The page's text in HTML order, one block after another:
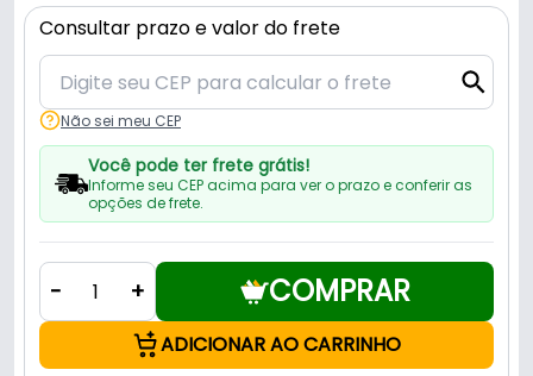
Consultar prazo e valor do frete
Não sei meu CEP
Você pode ter frete grátis!
Informe seu CEP acima para ver o prazo e conferir as
opções de frete.
- + COMPRAR
ADICIONAR AO CARRINHO